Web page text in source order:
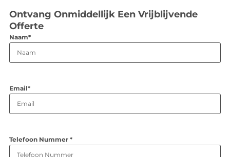
Ontvang Onmiddellijk Een Vrijblijvende
Offerte
Naam*
Email*
Telefoon Nummer *